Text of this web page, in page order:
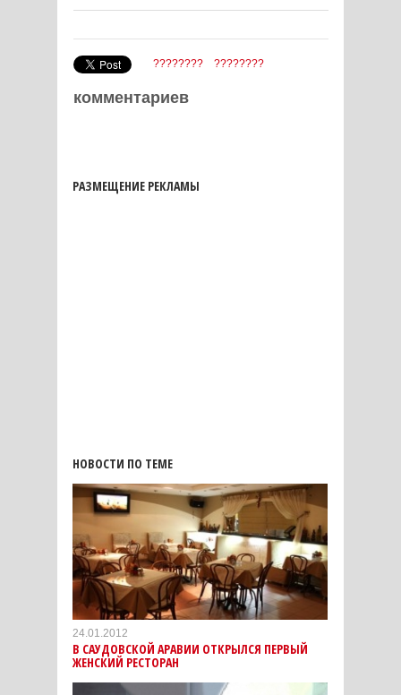
???????? ????????
комментариев
РАЗМЕЩЕНИЕ РЕКЛАМЫ
НОВОСТИ ПО ТЕМЕ
24.01.2012
В САУДОВСКОЙ АРАВИИ ОТКРЫЛСЯ ПЕРВЫЙ
ЖЕНСКИЙ РЕСТОРАН